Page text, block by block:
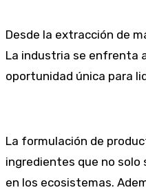
Desde la extracción de
La industria se enfrenta
oportunidad única para
La formulación de
ingredientes que no solo
en los ecosistemas.